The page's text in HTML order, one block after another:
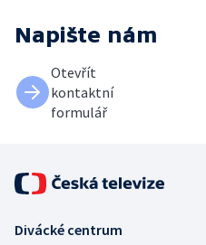
Napište nám
Otevřít
kontaktní
formulář
Divácké centrum